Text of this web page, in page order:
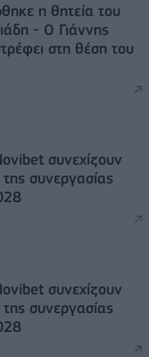
η θητεία του
- Ο Γιάννης
στη θέση του
συνεχίζουν
συνεργασίας
συνεχίζουν
συνεργασίας